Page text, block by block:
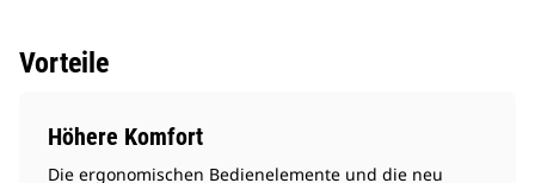
Vorteile
Höhere Komfort
Die ergonomischen Bedienelemente und die neu